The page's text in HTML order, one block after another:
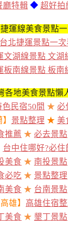
廳特輯 ◆ 超好拍
運線美食景點
台北捷運景點一次
文湖線景點 文湖
板南線景點 板南
各地美食景點懶
色民宿50間 ★ 必
景點整理 ★ 美
推薦 ★ 必去景點
台中住哪好?必住
美食 ★ 南投景點
必吃 ★ 景點整理
美食 ★ 台南景點
高雄】 高雄住宿
美食 ★ 墾丁景點